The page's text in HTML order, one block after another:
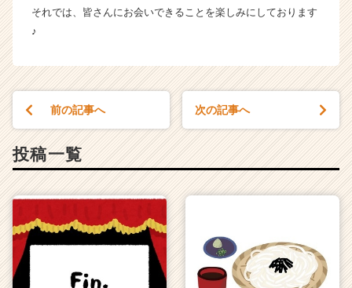
それでは、皆さんにお会いできることを楽しみにしております
♪
前の記事へ 次の記事へ
投稿一覧